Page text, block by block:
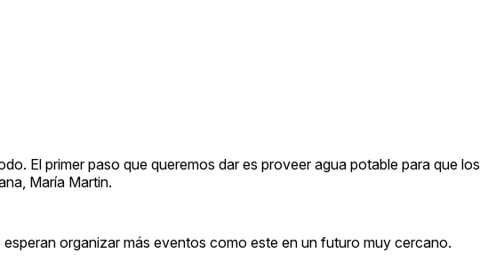
El primer paso que queremos dar es proveer agua potable para que los
María Martin.
organizar más eventos como este en un futuro muy cercano.